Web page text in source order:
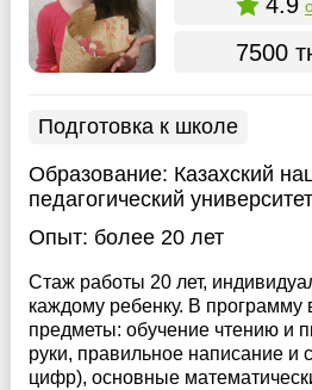
7500
Подготовка к школе
Образование: Казахский
педагогический
Опыт: более 20 лет
Стаж работы 20 лет,
каждому ребенку. В программу
предметы: обучение чтению и
руки, правильное написание и
цифр), основные